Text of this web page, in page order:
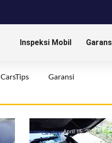
Inspeksi Mobil
CarsTips Garansi
CarsOto April 16, 2026